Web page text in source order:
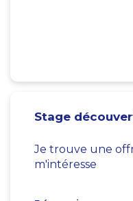
Stage
Je trouve une
m'intéresse